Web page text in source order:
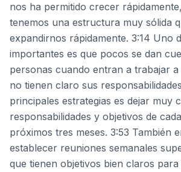
nos ha permitido crecer
tenemos una estructura muy sólida
expandirnos rápidamente. 3:14 Uno
importantes es que pocos se dan
personas cuando entran a trabajar
no tienen claro sus
principales estrategias es dejar muy
responsabilidades y objetivos de
próximos tres meses. 3:53 También
establecer reuniones semanales
que tienen objetivos bien claros